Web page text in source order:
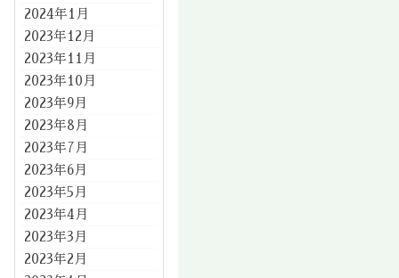
2024年1月
2023年12月
2023年11月
2023年10月
2023年9月
2023年8月
2023年7月
2023年6月
2023年5月
2023年4月
2023年3月
2023年2月